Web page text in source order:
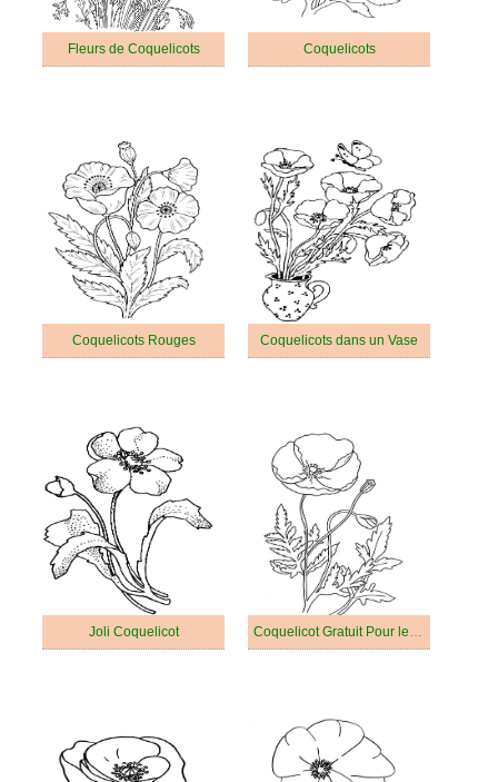
Fleurs de Coquelicots Coquelicots
Coquelicots Rouges Coquelicots dans un Vase
Joli Coquelicot Coquelicot Gratuit Pour les Enfants